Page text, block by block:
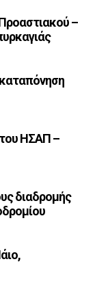
–
ΗΣΑΠ –
διαδρομής